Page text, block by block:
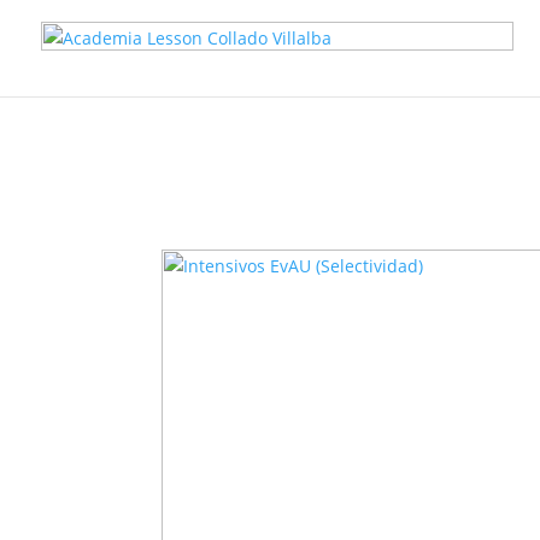
Deprecated: Required parameter $function_name follows